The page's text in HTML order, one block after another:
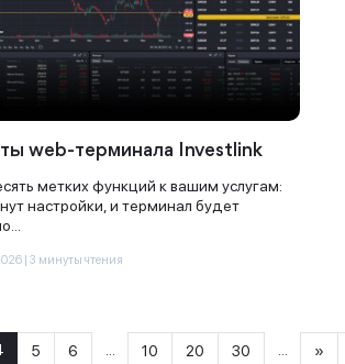
web-терминала Investlink
метких функций к вашим услугам:
настройки, и терминал будет
| 3 минуты чтения
5 6 ... 10 20 30 ... »